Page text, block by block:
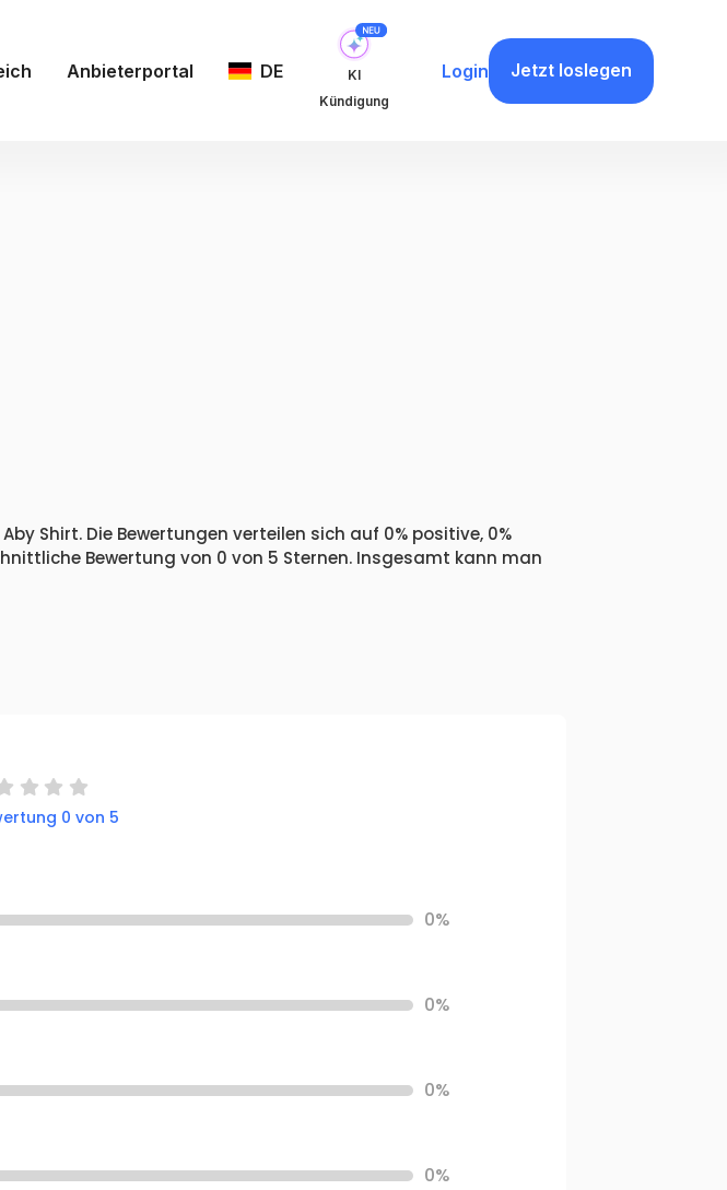
Anbieterportal DE
KI
Kündigung
Login Jetzt loslegen
Shirt. Die Bewertungen verteilen sich auf 0% positive, 0%
Bewertung von 0 von 5 Sternen. Insgesamt kann man
0 von 5
0%
0%
0%
0%